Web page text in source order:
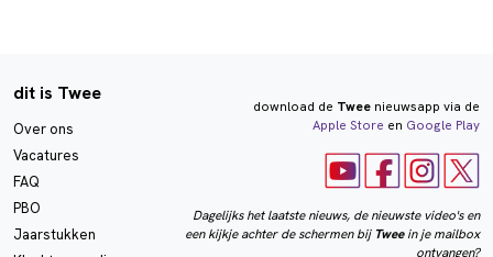
dit is Twee
Over ons
Vacatures
FAQ
PBO
Jaarstukken
download de Tweenieuwsapp via de
Apple Store en Google Play
Dagelijks het laatste nieuws, de nieuwste video's en
een kijkje achter de schermen bij Tweein je mailbox
ontvangen?